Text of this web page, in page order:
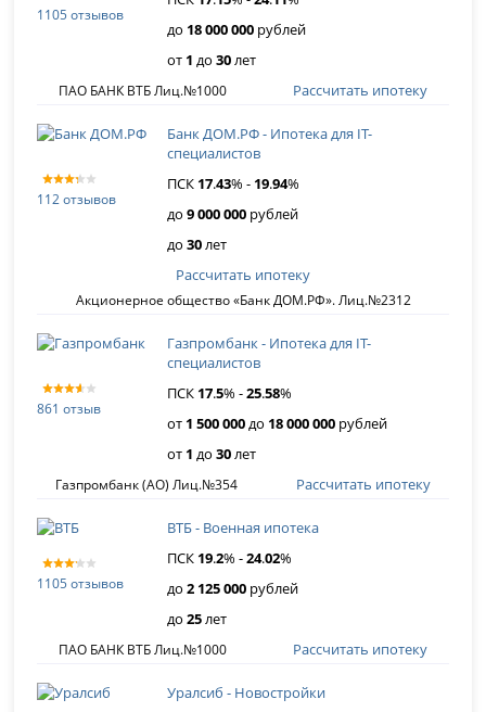
1105 отзывов
до 18 000 000 рублей
от 1 до30лет
ПАО БАНК ВТБ Лиц.№1000 Рассчитать ипотеку
112 отзывов
Банк ДОМ.РФ - Ипотека для IT-
специалистов
ПСК 17.43% - 19.94%
до9 000 000 рублей
до30лет
Акционерное общество «Банк ДОМ.РФ». Лиц.№2312
Рассчитать ипотеку
861 отзыв
Газпромбанк - Ипотека для IT-
специалистов
ПСК 17.5% -25.58%
от 1 500 000до 18 000 000 рублей
от 1 до30лет
Газпромбанк (АО) Лиц.№354 Рассчитать ипотеку
1105 отзывов
ВТБ - Военная ипотека
ПСК 19.2% -24.02%
до2 125 000 рублей
до25лет
ПАО БАНК ВТБ Лиц.№1000 Рассчитать ипотеку
Уралсиб - Новостройки